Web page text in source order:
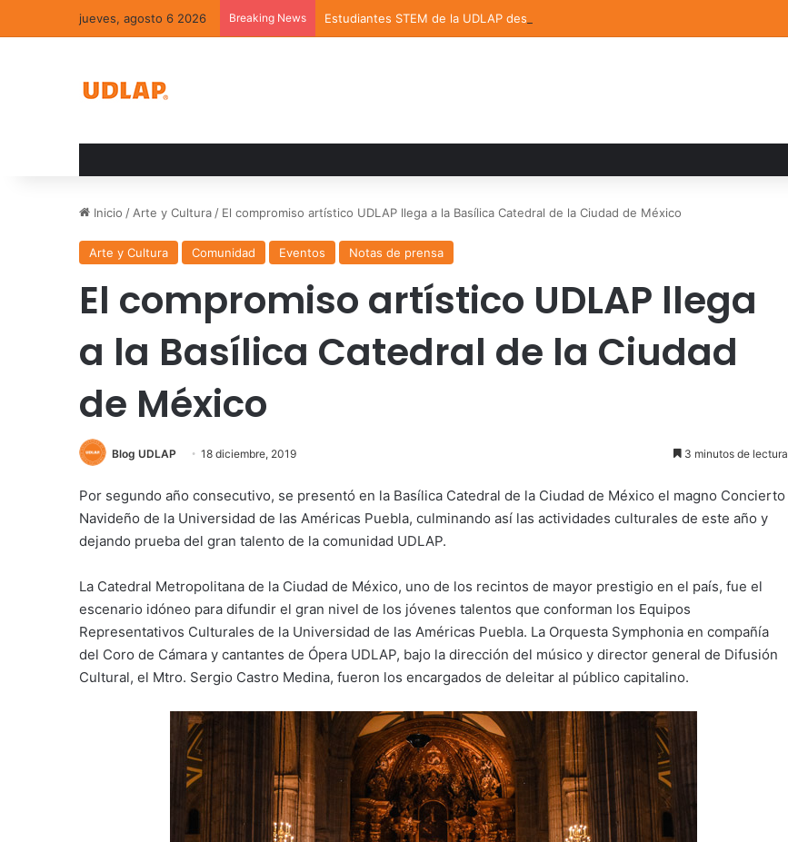
jueves, agosto 6 2026 Breaking News Estudiantes STEM de la UDLAP destacan en el MUTVI 2026
Inicio / Arte y Cultura / El compromiso artístico UDLAP llega a la Basílica Catedral de la Ciudad de México
Arte y Cultura Comunidad Eventos Notas de prensa
El compromiso artístico UDLAP llega
a la Basílica Catedral de la Ciudad
de México
Blog UDLAP 18 diciembre, 2019 3 minutos de lectura
Por segundo año consecutivo, se presentó en la Basílica Catedral de la Ciudad de México el magno Concierto
Navideño de la Universidad de las Américas Puebla, culminando así las actividades culturales de este año y
dejando prueba del gran talento de la comunidad UDLAP.
La Catedral Metropolitana de la Ciudad de México, uno de los recintos de mayor prestigio en el país, fue el
escenario idóneo para difundir el gran nivel de los jóvenes talentos que conforman los Equipos
Representativos Culturales de la Universidad de las Américas Puebla. La Orquesta Symphonia en compañía
del Coro de Cámara y cantantes de Ópera UDLAP, bajo la dirección del músico y director general de Difusión
Cultural, el Mtro. Sergio Castro Medina, fueron los encargados de deleitar al público capitalino.